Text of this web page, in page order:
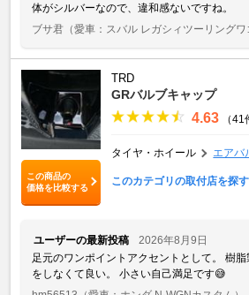
体がシルバーなので、違和感ないですね。
ブサ君 （愛車：スバル レガシィツーリングワ
この商品の
価格を比較する
TRD
GRバルブキャップ
4.63 （41
タイヤ・ホイール エアバ
このカテゴリの取付店を探す
ユーザーの最新投稿
2026年8月9日
足元のワンポイントアクセントとして。 樹
をしなくて良い。 小さい自己満足です😅